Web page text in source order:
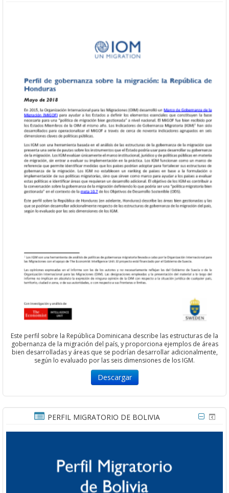
Este perfil sobre la República Dominicana describe las estructuras de la
gobernanza de la migración del país, y proporciona ejemplos de áreas
bien desarrolladas y áreas que se podrían desarrollar adicionalmente,
según lo evaluado por las seis dimensiones de los IGM.
Descargar
PERFIL MIGRATORIO DE BOLIVIA